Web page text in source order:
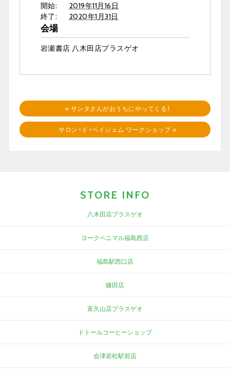
開始:
2019年11月16日
終了:
2020年1月31日
会場
岩瀬書店 八木田店プラスゲオ
« サンタさんがおうちにやってくる！
サロン・ド・ペイジェム ワークショップ»
STORE INFO
八木田店プラスゲオ
ヨークベニマル福島西店
福島駅西口店
鎌田店
富久山店プラスゲオ
ドトールコーヒーショップ
会津若松駅前店